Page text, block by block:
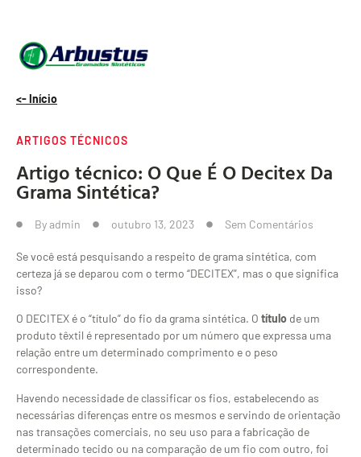
<- Início
ARTIGOS TÉCNICOS
Artigo técnico: O Que É O Decitex Da
Grama Sintética?
Byadmin outubro 13, 2023 Sem Comentários
Se você está pesquisando a respeito de grama sintética, com
certeza já se deparou com o termo “DECITEX”, mas o que significa
isso?
O DECITEX é o “título” do fio da grama sintética. O título de um
produto têxtil é representado por um número que expressa uma
relação entre um determinado comprimento e o peso
correspondente.
Havendo necessidade de classificar os fios, estabelecendo as
necessárias diferenças entre os mesmos e servindo de orientação
nas transações comerciais, no seu uso para a fabricação de
determinado tecido ou na comparação de um fio com outro, foi